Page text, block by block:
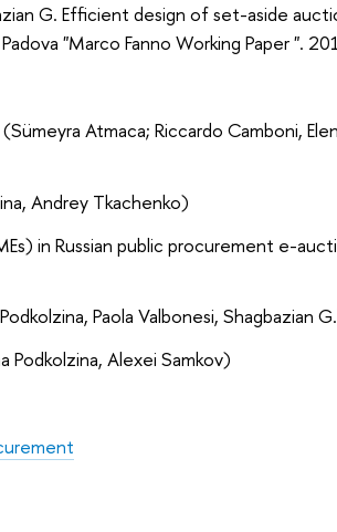
G. Efficient design of set-aside
"Marco Fanno Working Paper ".
Atmaca; Riccardo Camboni,
Andrey Tkachenko)
in Russian public procurement e-
Paola Valbonesi, Shagbazian
Podkolzina, Alexei Samkov)